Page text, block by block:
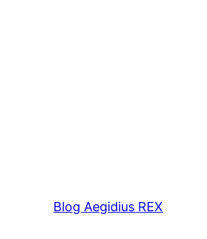
Blog Aegidius REX